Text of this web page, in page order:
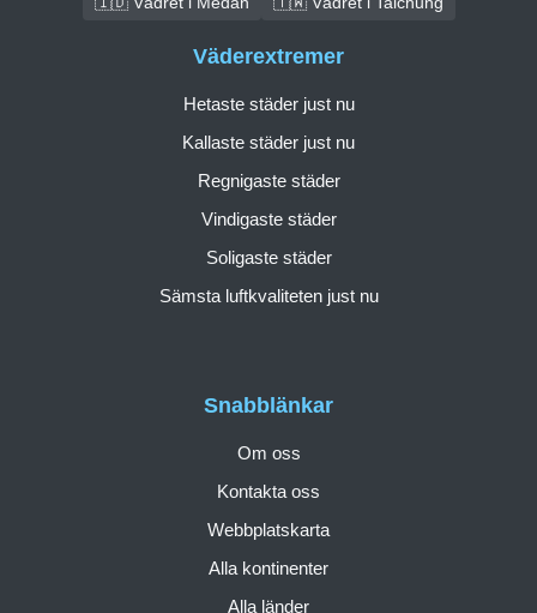
Snabblänkar
Om oss
Kontakta oss
Webbplatskarta
Alla kontinenter
Alla länder
Väderextremer
Hetaste städer just nu
Kallaste städer just nu
Regnigaste städer
Vindigaste städer
Soligaste städer
Sämsta luftkvaliteten just nu